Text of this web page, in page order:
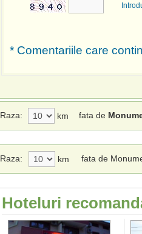
* Comentariile care
Raza: km fata de
Raza: km fata de
Hoteluri